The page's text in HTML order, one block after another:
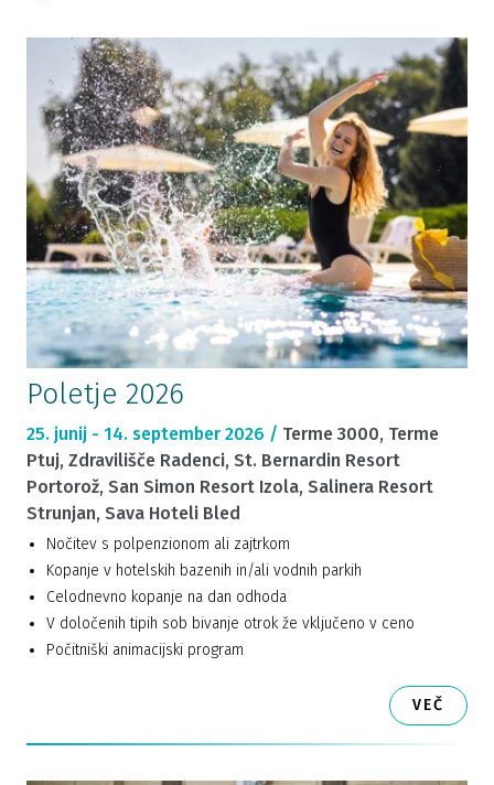
Poletje 2026
25. junij - 14. september 2026 / Terme 3000, Terme
Ptuj, Zdravilišče Radenci, St. Bernardin Resort
Portorož, San Simon Resort Izola, Salinera Resort
Strunjan, Sava Hoteli Bled
Nočitev s polpenzionom ali zajtrkom
Kopanje v hotelskih bazenih in/ali vodnih parkih
Celodnevno kopanje na dan odhoda
V določenih tipih sob bivanje otrok že vključeno v ceno
Počitniški animacijski program
VEČ